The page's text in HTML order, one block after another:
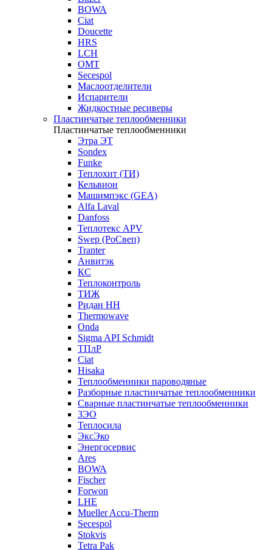
BOWA
Ciat
Doucette
HRS
LCH
OMT
Secespol
Маслоотделители
Испарители
Жидкостные ресиверы
Пластинчатые теплообменники
Пластинчатые теплообменники
Этра ЭТ
Sondex
Funke
Теплохит (ТИ)
Кельвион
Машимпэкс (GEA)
Alfa Laval
Danfoss
Теплотекс APV
Swep (РоСвеп)
Tranter
Анвитэк
КС
Теплоконтроль
ТИЖ
Ридан НН
Thermowave
Onda
Sigma API Schmidt
ТПлР
Ciat
Hisaka
Теплообменники пароводяные
Разборные пластинчатые теплообменники
Сварные пластинчатые теплообменники
ЗЭО
Теплосила
ЭксЭко
Энергосервис
Ares
BOWA
Fischer
Forwon
LHE
Mueller Accu-Therm
Secespol
Stokvis
Tetra Pak